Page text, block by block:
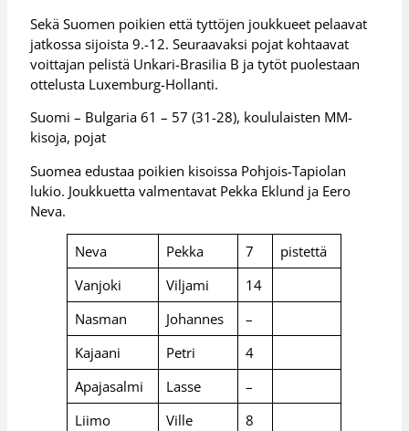
Sekä Suomen poikien että tyttöjen joukkueet pelaavat
jatkossa sijoista 9.-12. Seuraavaksi pojat kohtaavat
voittajan pelistä Unkari-Brasilia B ja tytöt puolestaan
ottelusta Luxemburg-Hollanti.
Suomi – Bulgaria 61 – 57 (31-28), koululaisten MM-
kisoja, pojat
Suomea edustaa poikien kisoissa Pohjois-Tapiolan
lukio. Joukkuetta valmentavat Pekka Eklund ja Eero
Neva.
Neva Pekka 7
pistettä
Vanjoki
Viljami
14
Nasman
Johannes
–
Kajaani
Petri
4
Apajasalmi
Lasse
–
Liimo
Ville
8